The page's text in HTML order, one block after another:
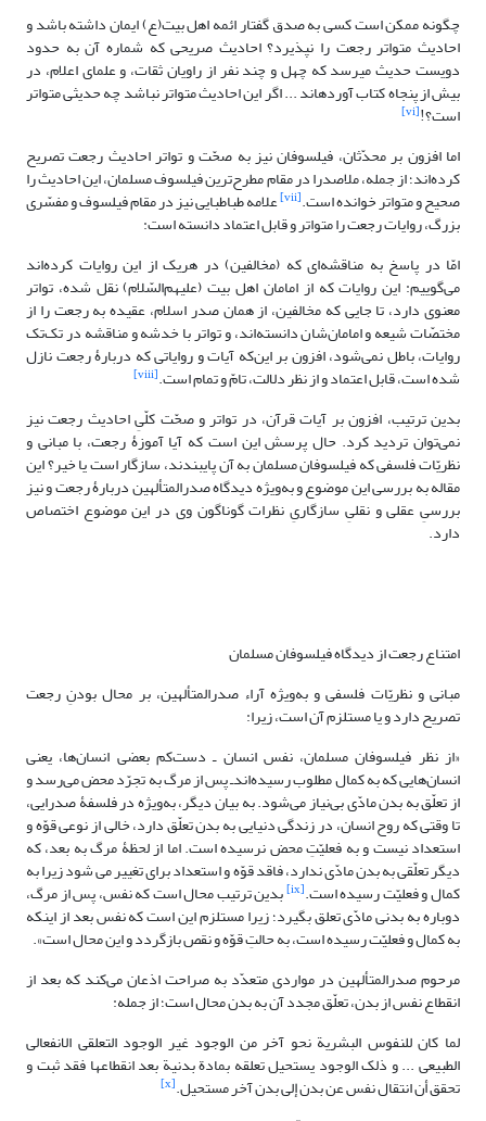
چگونه ممکن است کسى به صدق گفتار ائمه اهل بیت(ع) ایمان داشته باشد و
احادیث متواتر رجعت را نپذیرد؟ احادیث صریحى که شماره آن به حدود
دویست حدیث مى‏رسد که چهل و چند نفر از راویان ثقات، و علماى اعلام، در
بیش از پنجاه کتاب آورده‏اند ... اگر این احادیث متواتر نباشد چه حدیثى متواتر
است؟![vi]
اما افزون بر محدّثان، فیلسوفان نیز به صحّت و تواتر احادیث رجعت تصریح
کرده‌اند؛ از جمله، ملاصدرا در مقام مطرح‌ترین فیلسوف مسلمان، این احادیث را
صحیح و متواتر خوانده است.[vii] علامه طباطبایی نیز در مقام فیلسوف و مفسّری
بزرگ، روایات رجعت را متواتر و قابل اعتماد دانسته است:
امّا در پاسخ به مناقشه‌ای که (مخالفین) در هریک از این روایات کرده‌اند
می‌گوییم: این روایات که از امامان اهل بیت (علیهم‌السّلام) نقل شده، تواتر
معنوی دارد، تا جایی که مخالفین، از همان صدر اسلام، عقیده به رجعت را از
مختصّات شیعه و امامان‌شان دانسته‌اند، و تواتر با خدشه و مناقشه در تک‌تک
روایات، باطل نمی‌شود، افزون بر این‌که آیات و روایاتی که دربارۀ رجعت نازل
شده است، قابل اعتماد و از نظر دلالت، تامّ و تمام است.[viii]
بدین ترتیب، افزون بر آیات قرآن، در تواتر و صحّت کلّیِ احادیث رجعت نیز
نمی‌توان تردید کرد. حال پرسش این است که آیا آموزۀ رجعت، با مبانی و
نظریّات فلسفی که فیلسوفان مسلمان به آن پایبندند، سازگار است یا خیر؟ این
مقاله به بررسی این موضوع و به‌ویژه دیدگاه صدرالمتألهین دربارۀ رجعت و نیز
بررسیِ عقلی و نقلیِ سازگاریِ نظرات گوناگون وی در این موضوع اختصاص
دارد.
امتناع رجعت از دیدگاه فیلسوفان مسلمان
مبانی و نظریّات فلسفی و به‌ویژه آراء صدرالمتألهین، بر محال بودنِ رجعت
تصریح دارد و یا مستلزم آن است، زیرا:
«از نظر فیلسوفان مسلمان، نفس انسان ـ دست‌کم بعضی انسان‌ها، یعنی
انسان‌هایی که به کمال مطلوب رسیده‌اند‌ـ پس از مرگ به تجرّد محض می‌رسد و
از تعلّق به بدن مادّی بی‌نیاز می‌شود. به بیان دیگر، به‌ویژه در فلسفۀ صدرایی،
تا وقتی که روح انسان، در زندگی دنیایی به بدن تعلّق دارد، خالی از نوعی قوّه و
استعداد نیست و به فعلیّتِ محض نرسیده است. اما از لحظۀ مرگ به بعد، که
دیگر تعلّقی به بدن مادّی ندارد، فاقد قوّه و استعداد برای تغییر می شود زیرا به
کمال و فعلیّت ‌رسیده است.[ix] بدین ترتیب محال است که نفس، پس از مرگ،
دوباره به بدنی مادّی تعلق بگیرد؛ زیرا مستلزم این است که نفس بعد از اینکه
به کمال و فعلیّت رسیده است، به حالتِ قوّه و نقص بازگردد و این محال است».
مرحوم صدرالمتألهین در مواردی متعدّد به صراحت اذعان می‌کند که بعد از
انقطاع نفس از بدن، تعلّق مجدد آن به بدن محال است؛ از جمله:
لما کان للنفوس البشریة نحو آخر من الوجود غیر الوجود التعلقی الانفعالی
الطبیعی ... و ذلک الوجود یستحیل تعلقه بمادة بدنیة بعد انقطاعها فقد ثبت و
تحقق أن انتقال نفس عن بدن إلى بدن آخر مستحیل‏.[x]